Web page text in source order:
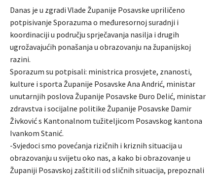
Danas je u zgradi Vlade Županije Posavske upriličeno
potpisivanje Sporazuma o međuresornoj suradnji i
koordinaciji u području sprječavanja nasilja i drugih
ugrožavajućih ponašanja u obrazovanju na županijskoj
razini.
Sporazum su potpisali: ministrica prosvjete, znanosti,
kulture i sporta Županije Posavske Ana Andrić, ministar
unutarnjih poslova Županije Posavske Đuro Delić, ministar
zdravstva i socijalne politike Županije Posavske Damir
Živković s Kantonalnom tužiteljicom Posavskog kantona
Ivankom Stanić.
-Svjedoci smo povećanja rizičnih i kriznih situacija u
obrazovanju u svijetu oko nas, a kako bi obrazovanje u
Županiji Posavskoj zaštitili od sličnih situacija, prepoznali